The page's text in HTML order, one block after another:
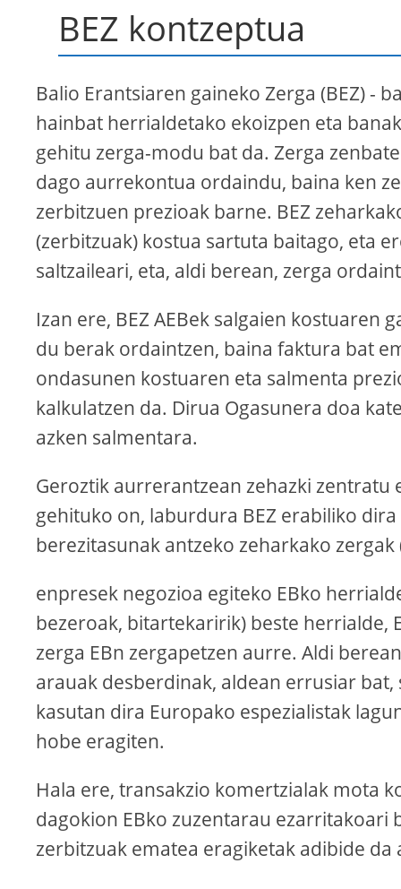
BEZ kontzeptua
Balio Erantsiaren gaineko Zerga (BEZ) -
hainbat herrialdetako ekoizpen eta
gehitu zerga-modu bat da. Zerga
dago aurrekontua ordaindu, baina ken
zerbitzuen prezioak barne. BEZ
(zerbitzuak) kostua sartuta baitago, eta
saltzaileari, eta, aldi berean, zerga
Izan ere, BEZ AEBek salgaien
du berak ordaintzen, baina faktura bat
ondasunen kostuaren eta salmenta
kalkulatzen da. Dirua Ogasunera doa
azken salmentara.
Geroztik aurrerantzean zehazki
gehituko on, laburdura BEZ erabiliko
berezitasunak antzeko zeharkako
enpresek negozioa egiteko EBko
bezeroak, bitartekaririk) beste herrialde,
zerga EBn zergapetzen aurre. Aldi
arauak desberdinak, aldean errusiar
kasutan dira Europako espezialistak
hobe eragiten.
Hala ere, transakzio komertzialak mota
dagokion EBko zuzentarau
zerbitzuak ematea eragiketak adibide